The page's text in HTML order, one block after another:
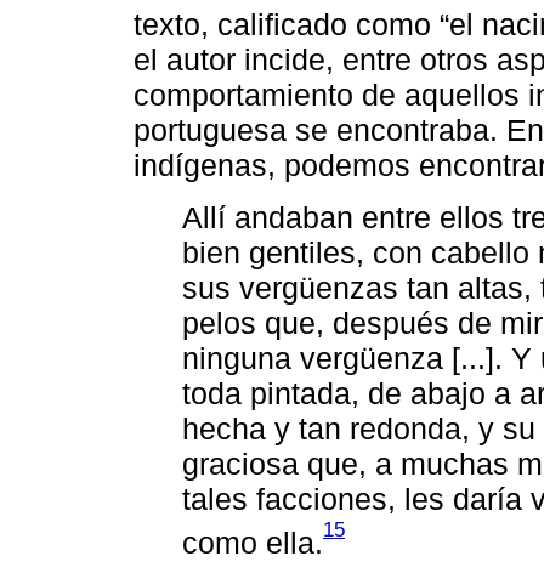
texto, calificado como “el
el autor incide, entre otros
comportamiento de aquellos
portuguesa se encontraba.
indígenas, podemos
Allí andaban entre ellos
bien gentiles, con cabello
sus vergüenzas tan
pelos que, después de
ninguna vergüenza [...].
toda pintada, de abajo a
hecha y tan redonda, y
graciosa que, a muchas
tales facciones, les daría
como ella.15